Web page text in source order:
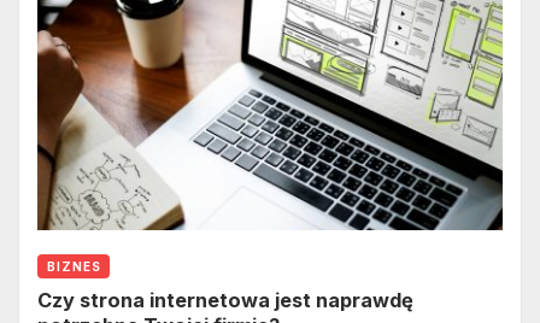
BIZNES
Czy strona internetowa jest naprawdę